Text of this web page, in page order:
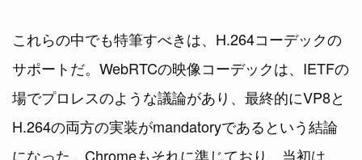
これらの中でも特筆すべきは、H.264コーデックの
サポートだ。WebRTCの映像コーデックは、IETFの
場でプロレスのような議論があり、最終的にVP8と
H.264の両方の実装がmandatoryであるという結論
になった。Chromeもそれに準じており、当初は